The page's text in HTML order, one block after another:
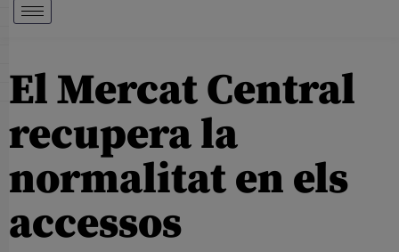
El Mercat Central
recupera la
normalitat en els
accessos